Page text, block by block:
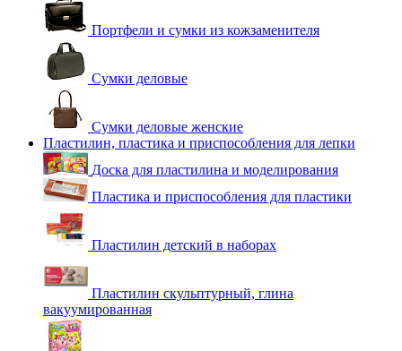
Портфели и сумки из кожзаменителя
Сумки деловые
Сумки деловые женские
Пластилин, пластика и приспособления для лепки
Доска для пластилина и моделирования
Пластика и приспособления для пластики
Пластилин детский в наборах
Пластилин скульптурный, глина
вакуумированная